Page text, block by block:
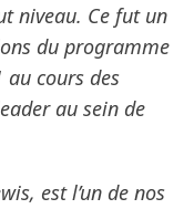
niveau. Ce fut un
du programme
au cours des
au sein de
est l’un de nos